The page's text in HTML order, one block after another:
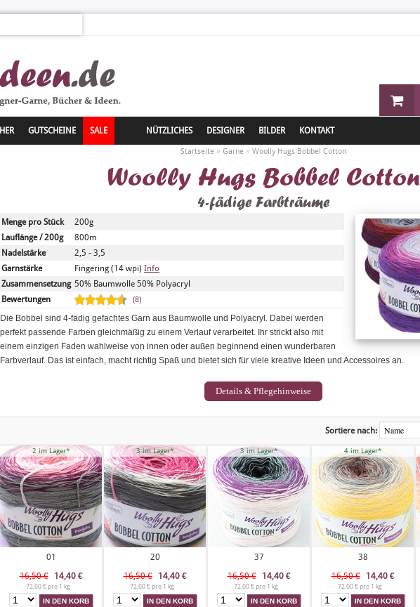
GUTSCHEINE SALE NÜTZLICHES DESIGNER BILDER KONTAKT
Startseite » Garne » Woolly Hugs Bobbel Cotton
Woolly Hugs Bobbel Cotton
4-fädige Farbträume
Menge pro Stück
200g
Lauflänge / 200g
800m
Nadelstärke
2,5 - 3,5
Garnstärke
Fingering (14 wpi) Info
Zusammensetzung 50% Baumwolle 50% Polyacryl
Bewertungen
(8)
Die Bobbel sind 4-fädig gefachtes Garn aus Baumwolle und Polyacryl. Dabei werden
perfekt passende Farben gleichmäßig zu einem Verlauf verarbeitet. Ihr strickt also mit
einem einzigen Faden wahlweise von innen oder außen beginnend einen wunderbaren
Farbverlauf. Das ist einfach, macht richtig Spaß und bietet sich für viele kreative Ideen und Accessoires an.
Details & Pflegehinweise
Sortiere nach:
2 im Lager*
01
16,50 €
14,40 €
72,00 € pro 1 kg
3 im Lager*
20
16,50 €
14,40 €
72,00 € pro 1 kg
3 im Lager*
37
16,50 €
14,40 €
72,00 € pro 1 kg
4 im Lager*
38
16,50 €
14,40 €
72,00 € pro 1 kg